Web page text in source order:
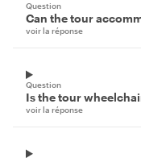
Question
Can the tour
voir la réponse
Question
Is the tour
voir la réponse